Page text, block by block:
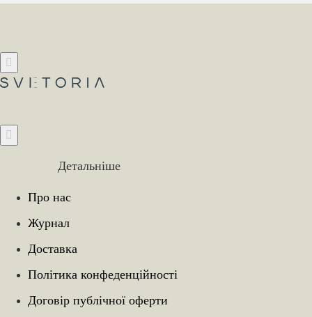
Детальніше
Про нас
Журнал
Доставка
Політика конфеденційності
Договір публічної оферти